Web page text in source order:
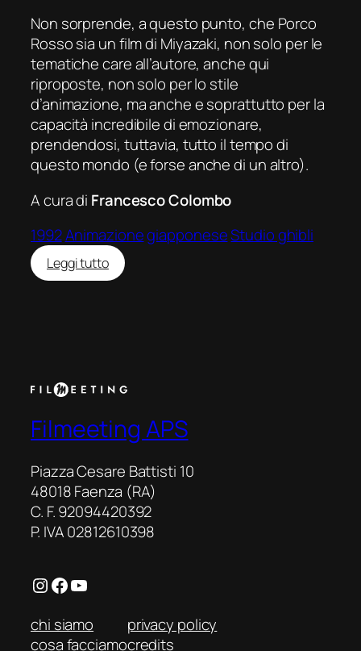
Non sorprende, a questo punto, che Porco
Rossosia un film di Miyazaki, non solo per le
tematiche care all’autore, anche qui
riproposte, non solo per lo stile
d’animazione, ma anche e soprattutto per la
capacità incredibile di emozionare,
prendendosi, tuttavia, tutto il tempo di
questo mondo (e forse anche di un altro).
A cura di Francesco Colombo
1992AnimazionegiapponeseStudio ghibli
Leggi tutto:
Porco
Filmeeting APS
Piazza Cesare Battisti 10
48018 Faenza (RA)
C. F. 92094420392
P. IVA 02812610398
Instagram Facebook YouTube
chi siamo
cosa facciamo
privacy policy
credits